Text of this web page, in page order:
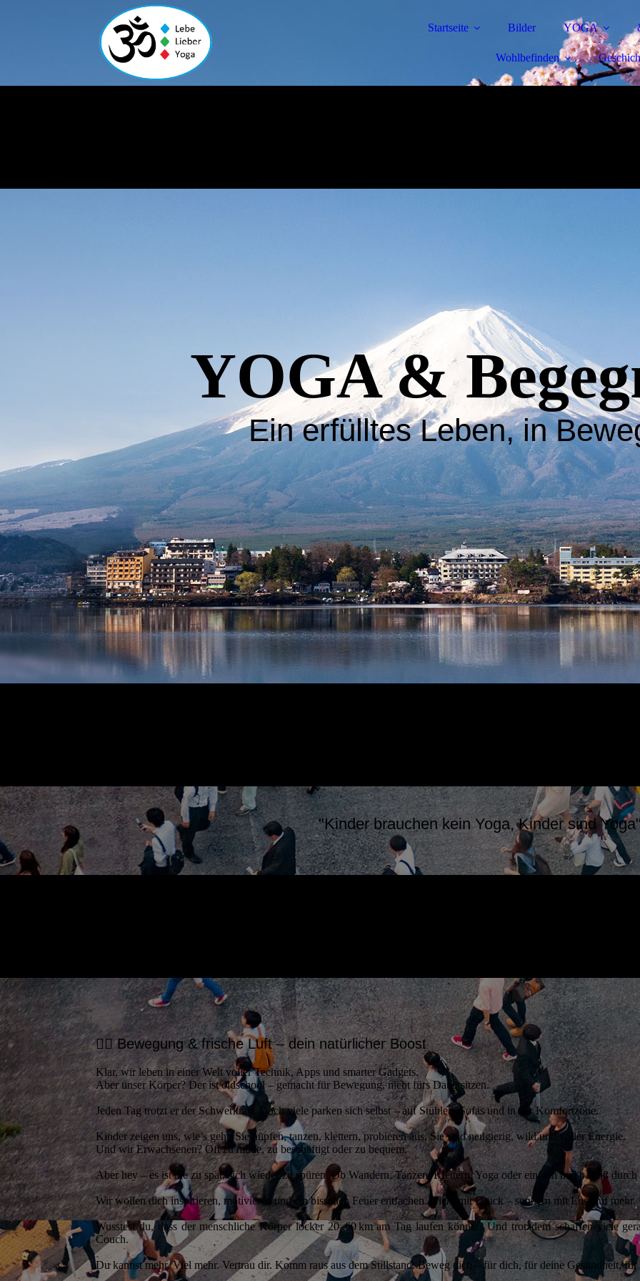
Startseite Bilder YOGA
Wohlbefinden
YOGA &
Ein erfülltes Leben, in
"Kinder brauchen kein Yoga, Kinder sind
🏃‍♂️ Bewegung & frische Luft – dein natürlicher Boost
Klar, wir leben in einer Welt voller Technik, Apps und smarter Gadgets.
Aber unser Körper? Der ist oldschool – gemacht für Bewegung, nicht fürs Dauersitzen.
Jeden Tag trotzt er der Schwerkraft. Doch viele parken sich selbst – auf Stühlen, Sofas und in der Komfortzone.
Kinder zeigen uns, wie’s geht: Sie hüpfen, tanzen, klettern, probieren aus. Sie sind neugierig, wild und voller Energie.
Und wir Erwachsenen? Oft zu müde, zu beschäftigt oder zu bequem.
Aber hey – es ist nie zu spät, sich wieder zu spüren. Ob Wandern, Tanzen, Klettern, Yoga oder einfach mal barfuß
Wir wollen dich inspirieren, motivieren und ein bisschen Feuer entfachen. Nicht mit Druck – sondern mit Lust auf mehr.
Wusstest du, dass der menschliche Körper locker 20–60 km am Tag laufen könnte? Und trotzdem schaffen viele
Couch.
Du kannst mehr. Viel mehr. Vertrau dir. Komm raus aus dem Stillstand. Beweg dich – für dich, für deine Gesundheit,